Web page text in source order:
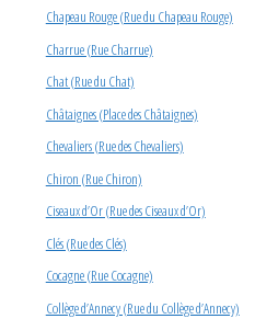
Chapeau Rouge (Rue du Chapeau Rouge)
Charrue (Rue Charrue)
Chat (Rue du Chat)
Châtaignes (Place des Châtaignes)
Chevaliers (Rue des Chevaliers)
Chiron (Rue Chiron)
Ciseaux d’Or (Rue des Ciseaux d’Or)
Clés (Rue des Clés)
Cocagne (Rue Cocagne)
Collège d’Annecy (Rue du Collège d’Annecy)